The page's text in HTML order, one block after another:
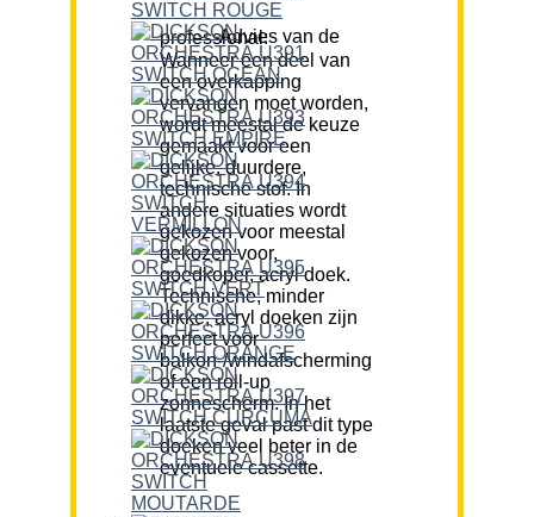
Advies van de professional:
Wanneer een deel van
een overkapping
vervangen moet worden,
wordt meestal de keuze
gemaakt voor een
gelijke, duurdere,
technische stof. In
andere situaties wordt
gekozen voor meestal
gekozen voor,
goedkoper, acryl doek.
Technische, minder
dikke, acryl doeken zijn
perfect voor
balkon-/windafscherming
of een roll-up
zonnescherm. In het
laatste geval past dit type
doeken veel beter in de
eventuele cassette.